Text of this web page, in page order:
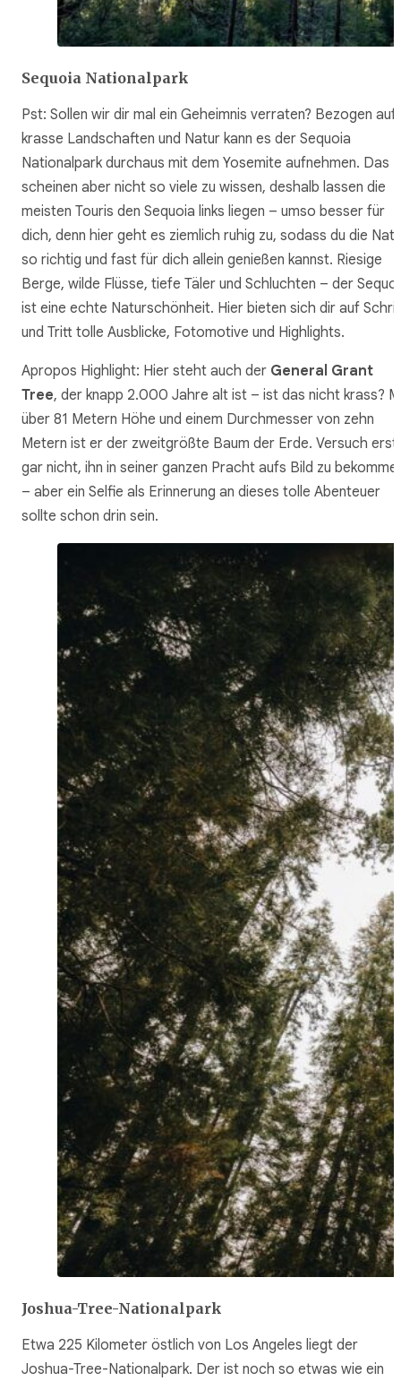
Sequoia Nationalpark
Pst: Sollen wir dir mal ein Geheimnis verraten? Bezogen auf
krasse Landschaften und Natur kann es der Sequoia
Nationalpark durchaus mit dem Yosemite aufnehmen. Das
scheinen aber nicht so viele zu wissen, deshalb lassen die
meisten Touris den Sequoia links liegen – umso besser für
dich, denn hier geht es ziemlich ruhig zu, sodass du die
so richtig und fast für dich allein genießen kannst. Riesige
Berge, wilde Flüsse, tiefe Täler und Schluchten – der
ist eine echte Naturschönheit. Hier bieten sich dir auf
und Tritt tolle Ausblicke, Fotomotive und Highlights.
Apropos Highlight: Hier steht auch der General Grant
Tree, der knapp 2.000 Jahre alt ist – ist das nicht krass?
über 81 Metern Höhe und einem Durchmesser von zehn
Metern ist er der zweitgrößte Baum der Erde. Versuch erst
gar nicht, ihn in seiner ganzen Pracht aufs Bild zu
– aber ein Selfie als Erinnerung an dieses tolle Abenteuer
sollte schon drin sein.
Joshua-Tree-Nationalpark
Etwa 225 Kilometer östlich von Los Angeles liegt der
Joshua-Tree-Nationalpark. Der ist noch so etwas wie ein